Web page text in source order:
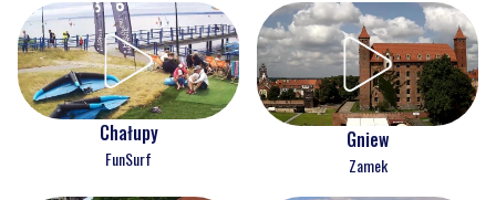
Chałupy
FunSurf
Gniew
Zamek